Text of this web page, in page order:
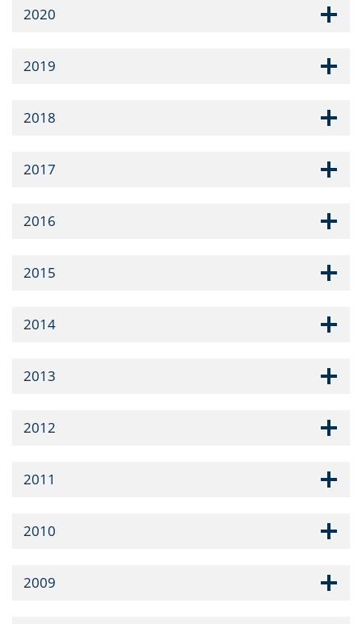
2020
2019
2018
2017
2016
2015
2014
2013
2012
2011
2010
2009